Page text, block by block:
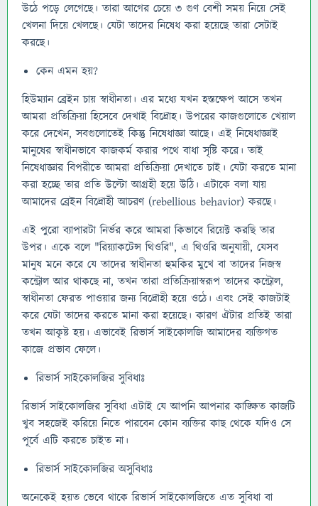
উঠে পড়ে লেগেছে। তারা আগের চেয়ে ৩ গুণ বেশী সময় নিয়ে সেই
খেলনা দিয়ে খেলছে। যেটা তাদের নিষেধ করা হয়েছে তারা সেটাই
করছে।
কেন এমন হয়?
হিউম্যান ব্রেইন চায় স্বাধীনতা। এর মধ্যে যখন হস্তক্ষেপ আসে তখন
আমরা প্রতিক্রিয়া হিসেবে দেখাই বিদ্রোহ। উপরের কাজগুলোতে খেয়াল
করে দেখেন, সবগুলোতেই কিন্তু নিষেধাজ্ঞা আছে। এই নিষেধাজ্ঞাই
মানুষের স্বাধীনভাবে কাজকর্ম করার পথে বাধা সৃষ্টি করে। তাই
নিষেধাজ্ঞার বিপরীতে আমরা প্রতিক্রিয়া দেখাতে চাই। যেটা করতে মানা
করা হচ্ছে তার প্রতি উল্টো আগ্রহী হয়ে উঠি। এটাকে বলা যায়
আমাদের ব্রেইন বিদ্রোহী আচরণ (rebellious behavior) করছে।
এই পুরো ব্যাপারটা নির্ভর করে আমরা কিভাবে রিয়েক্ট করছি তার
উপর। একে বলে "রিয়্যাকটেন্স থিওরি", এ থিওরি অনুযায়ী, যেসব
মানুষ মনে করে যে তাদের স্বাধীনতা হুমকির মুখে বা তাদের নিজস্ব
কন্ট্রোল আর থাকছে না, তখন তারা প্রতিক্রিয়াস্বরূপ তাদের কন্ট্রোল,
স্বাধীনতা ফেরত পাওয়ার জন্য বিদ্রোহী হয়ে ওঠে। এবং সেই কাজটাই
করে যেটা তাদের করতে মানা করা হয়েছে। কারণ ঐটার প্রতিই তারা
তখন আকৃষ্ট হয়। এভাবেই রিভার্স সাইকোলজি আমাদের ব্যক্তিগত
কাজে প্রভাব ফেলে।
রিভার্স সাইকোলজির সুবিধাঃ
রিভার্স সাইকোলজির সুবিধা এটাই যে আপনি আপনার কাঙ্ক্ষিত কাজটি
খুব সহজেই করিয়ে নিতে পারবেন কোন ব্যক্তির কাছ থেকে যদিও সে
পূর্বে এটি করতে চাইত না।
রিভার্স সাইকোলজির অসুবিধাঃ
অনেকেই হয়ত ভেবে থাকে রিভার্স সাইকোলজিতে এত সুবিধা বা